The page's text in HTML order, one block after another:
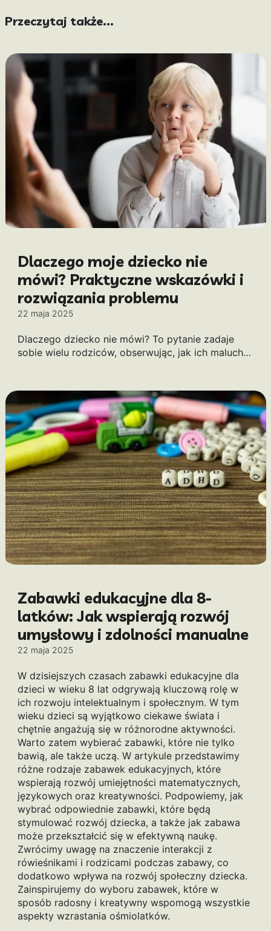
Przeczytaj także...
Dlaczego moje dziecko nie
mówi? Praktyczne wskazówki i
rozwiązania problemu
22 maja 2025
Dlaczego dziecko nie mówi? To pytanie zadaje
sobie wielu rodziców, obserwując, jak ich maluch…
Zabawki edukacyjne dla 8-
latków: Jak wspierają rozwój
umysłowy i zdolności manualne
22 maja 2025
W dzisiejszych czasach zabawki edukacyjne dla
dzieci w wieku 8 lat odgrywają kluczową rolę w
ich rozwoju intelektualnym i społecznym. W tym
wieku dzieci są wyjątkowo ciekawe świata i
chętnie angażują się w różnorodne aktywności.
Warto zatem wybierać zabawki, które nie tylko
bawią, ale także uczą. W artykule przedstawimy
różne rodzaje zabawek edukacyjnych, które
wspierają rozwój umiejętności matematycznych,
językowych oraz kreatywności. Podpowiemy, jak
wybrać odpowiednie zabawki, które będą
stymulować rozwój dziecka, a także jak zabawa
może przekształcić się w efektywną naukę.
Zwrócimy uwagę na znaczenie interakcji z
rówieśnikami i rodzicami podczas zabawy, co
dodatkowo wpływa na rozwój społeczny dziecka.
Zainspirujemy do wyboru zabawek, które w
sposób radosny i kreatywny wspomogą wszystkie
aspekty wzrastania ośmiolatków.